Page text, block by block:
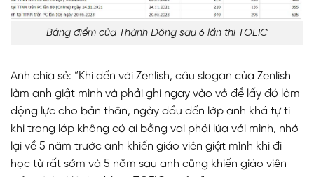
Bảng điểm của Thành Đông sau 6 lần thi TOEIC
Anh chia sẻ: “Khi đến với Zenlish, câu slogan của Zenlish
làm anh giật mình và phải ghi ngay vào vở để lấy đó làm
động lực cho bản thân, ngày đầu đến lớp anh khá tự ti
khi trong lớp không có ai bằng vai phải lứa với mình, nhớ
lại về 5 năm trước anh khiến giáo viên giật mình khi đi
học từ rất sớm và 5 năm sau anh cũng khiến giáo viên